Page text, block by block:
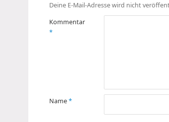
Deine E-Mail-Adresse wird nicht
Kommentar
*
Name*